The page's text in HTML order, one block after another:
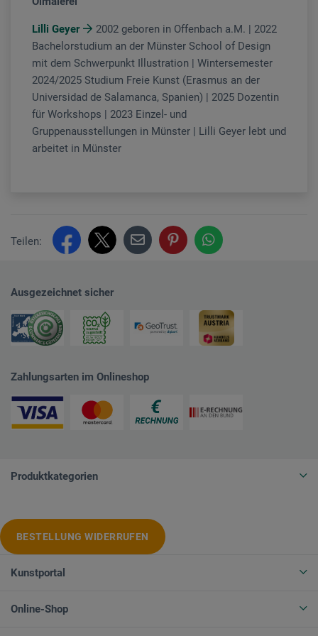
Lilli Geyer
2002 geboren in Offenbach a.M. | 2022
Bachelorstudium an der Münster School of Design
mit dem Schwerpunkt Illustration | Wintersemester
2024/2025 Studium Freie Kunst (Erasmus an der
Universidad de Salamanca, Spanien) | 2025 Dozentin
für Workshops | 2023 Einzel- und
Gruppenausstellungen in Münster | Lilli Geyer lebt und
arbeitet in Münster
Teilen:
Ausgezeichnet sicher
Zahlungsarten im Onlineshop
Produktkategorien
BESTELLUNG WIDERRUFEN
Kunstportal
Online-Shop